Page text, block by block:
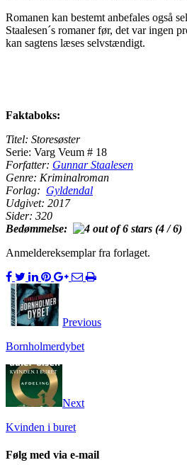
Romanen kan bestemt anbefales også
Staalesen´s romaner før, det var ingen
kan sagtens læses selvstændigt.
Faktaboks:
Titel: Storesøster
Serie: Varg Veum # 18
Forfatter: Gunnar Staalesen
Genre: Kriminalroman
Forlag: Gyldendal
Udgivet: 2017
Sider: 320
Bedømmelse:
(4 / 6)
Anmeldereksemplar fra forlaget.
Previous
Bornholmerdybet
Next
Kvinden i buret
Følg med via e-mail